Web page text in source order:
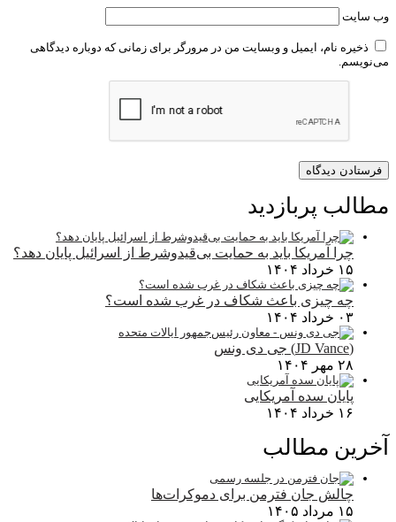
وب‌ سایت
ذخیره نام، ایمیل و وبسایت من در مرورگر برای زمانی که دوباره دیدگاهی
می‌نویسم.
مطالب پربازدید
چرا آمریکا باید به حمایت بی‌قیدوشرط از اسرائیل پایان دهد؟
۱۵ خرداد ۱۴۰۴
چه چیزی باعث شکاف در غرب شده است؟
۰۳ خرداد ۱۴۰۴
(JD Vance) جی دی ونس
۲۸ مهر ۱۴۰۴
پایان سده آمریکایی
۱۶ خرداد ۱۴۰۴
آخرین مطالب
چالش جان فترمن برای دموکرات‌ها
۱۵ مرداد ۱۴۰۵